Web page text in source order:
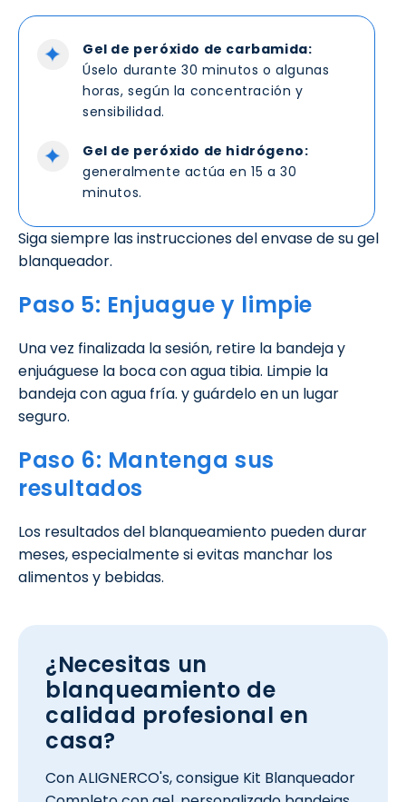
Gel de peróxido de carbamida:
Úselo durante 30 minutos o algunas
horas, según la concentración y
sensibilidad.
Gel de peróxido de hidrógeno:
generalmente actúa en 15 a 30
minutos.
Siga siempre las instrucciones del envase de su gel
blanqueador.
Paso 5: Enjuague y limpie
Una vez finalizada la sesión, retire la bandeja y
enjuáguese la boca con agua tibia. Limpie la
bandeja con agua fría. y guárdelo en un lugar
seguro.
Paso 6: Mantenga sus
resultados
Los resultados del blanqueamiento pueden durar
meses, especialmente si evitas manchar los
alimentos y bebidas.
¿Necesitas un
blanqueamiento de
calidad profesional en
casa?
Con ALIGNERCO's, consigue Kit Blanqueador